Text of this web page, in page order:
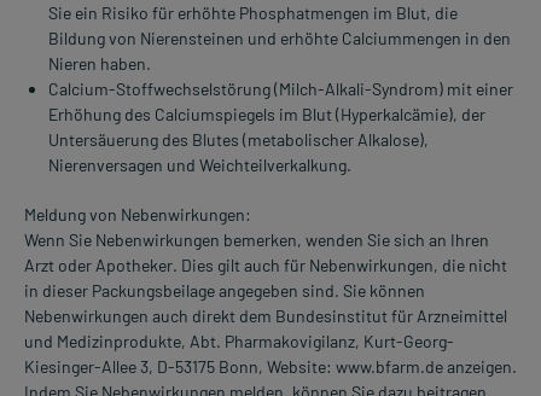
Sie ein Risiko für erhöhte Phosphatmengen im Blut, die
Bildung von Nierensteinen und erhöhte Calciummengen in den
Nieren haben.
Calcium-Stoffwechselstörung (Milch-Alkali-Syndrom) mit einer
Erhöhung des Calciumspiegels im Blut (Hyperkalcämie), der
Untersäuerung des Blutes (metabolischer Alkalose),
Nierenversagen und Weichteilverkalkung.
Meldung von Nebenwirkungen:
Wenn Sie Nebenwirkungen bemerken, wenden Sie sich an Ihren
Arzt oder Apotheker. Dies gilt auch für Nebenwirkungen, die nicht
in dieser Packungsbeilage angegeben sind. Sie können
Nebenwirkungen auch direkt dem Bundesinstitut für Arzneimittel
und Medizinprodukte, Abt. Pharmakovigilanz, Kurt-Georg-
Kiesinger-Allee 3, D-53175 Bonn, Website: www.bfarm.de anzeigen.
Indem Sie Nebenwirkungen melden, können Sie dazu beitragen,